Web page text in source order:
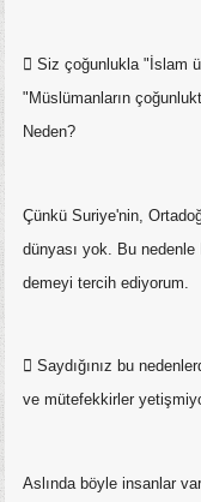
 Siz çoğunlukla "İslam
"Müslümanların
Neden?
Çünkü Suriye'nin,
dünyası yok. Bu nedenle
demeyi tercih ediyorum.
 Saydığınız bu
ve mütefekkirler
Aslında böyle insanlar